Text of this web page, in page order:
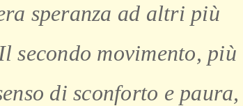
speranza ad altri più
movimento, più
di sconforto e paura,